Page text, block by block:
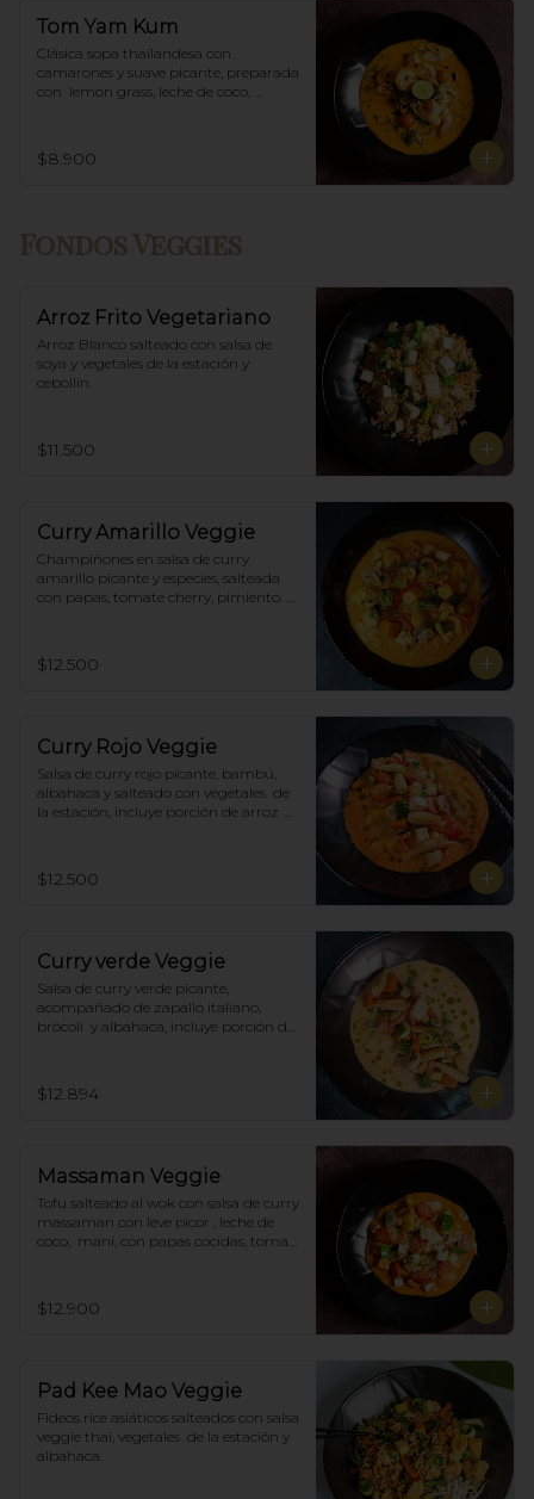
Tom Yam Kum
Clásica sopa thailandesa con
camarones y suave picante, preparada
con  lemon grass, leche de coco,
$8.900
Arroz Frito Vegetariano
Arroz Blanco salteado con salsa de
soya y vegetales de la estación y
cebollín.
$11.500
Curry Amarillo Veggie
Champiñones en salsa de curry
amarillo picante y especies, salteada
con papas, tomate cherry, pimiento.
$12.500
Curry Rojo Veggie
Salsa de curry rojo picante, bambú,
albahaca y salteado con vegetales  de
la estación, incluye porción de arroz
$12.500
Curry verde Veggie
Salsa de curry verde picante,
acompañado de zapallo italiano,
brócoli  y albahaca, incluye porción de
$12.894
Massaman Veggie
Tofu salteado al wok con salsa de curry
massaman con leve picor , leche de
coco,  maní, con papas cocidas, tomate
$12.900
Pad Kee Mao Veggie
Fideos rice asiáticos salteados con salsa
veggie thai, vegetales  de la estación y
albahaca.